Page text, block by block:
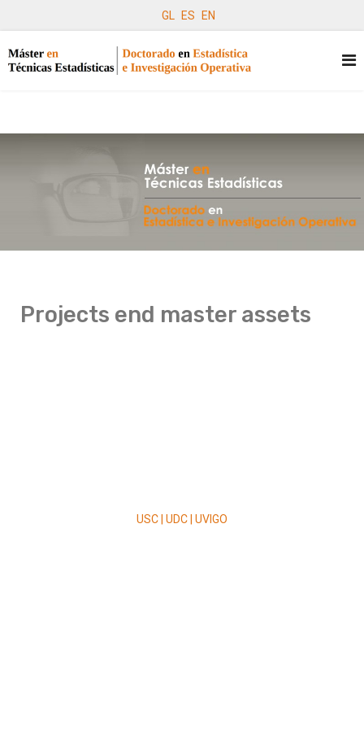
GL ES EN
Projects end master assets
USC | UDC | UVIGO